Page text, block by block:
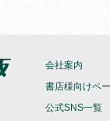
会社案内
書店様向けペ
公式SNS一覧